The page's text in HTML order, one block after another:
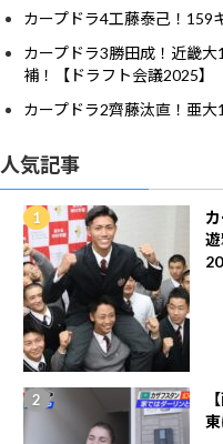
カープドラ4工藤泰己！159
カープドラ3勝田成！近畿
補！【ドラフト会議2025】
カープドラ2齊藤汰直！亜大
人気記事